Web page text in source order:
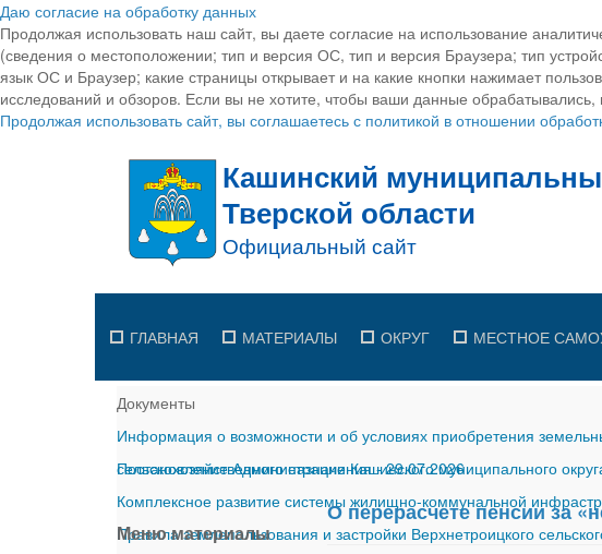
Даю согласие на обработку данных
Продолжая использовать наш сайт, вы даете согласие на использование
(сведения о местоположении; тип и версия ОС, тип и версия Браузера; тип
язык ОС и Браузер; какие страницы открывает и на какие кнопки нажимает
исследований и обзоров. Если вы не хотите, чтобы ваши данные обрабатывались,
Продолжая использовать сайт, вы соглашаетесь с политикой в отношении
ГЛАВНАЯ МАТЕРИАЛЫ ОКРУГ МЕСТНОЕ
Документы
Информация о возможности и об условиях приобретения
сельскохозяйственного назначения-29.07.2026
Постановление Администрации Кашинского муниципального
Комплексное развитие системы жилищно-коммунальной
Правила землепользования и застройки Верхнетроицкого
Меню материалы
О перерасчете пенсии за